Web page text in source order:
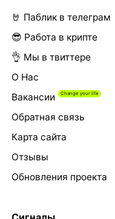
🤘 Паблик в телеграм
😎 Работа в крипте
👌 Мы в твиттере
О Нас
Вакансии
Обратная связь
Карта сайта
Отзывы
Обновления проекта